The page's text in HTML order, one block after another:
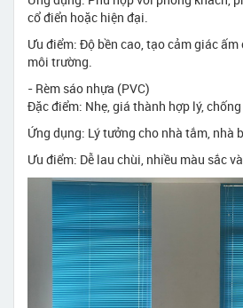
cổ điển hoặc hiện đại.
Ưu điểm: Độ bền cao, tạo cảm giác
môi trường.
- Rèm sáo nhựa (PVC)
Đặc điểm: Nhẹ, giá thành hợp lý,
Ứng dụng: Lý tưởng cho nhà tắm, nhà
Ưu điểm: Dễ lau chùi, nhiều màu sắc